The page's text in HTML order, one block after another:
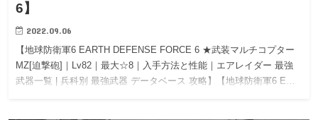
6】
2022.09.06
【地球防衛軍6 EARTH DEFENSE FORCE 6 ★武装マルチコプター
MZ[迫撃砲]｜Lv82｜最大☆8｜入手方法と性能｜エアレイダー 最強
武器一覧 | 兵科別 最強武器 データベース 攻略】【地球防衛軍6 E…